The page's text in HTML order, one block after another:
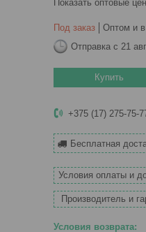
Показать оптовые
Под заказ Оптом и в
Отправка с 21
Купить
+375 (17) 275-75-
Бесплатная
Условия оплаты и
Производитель и